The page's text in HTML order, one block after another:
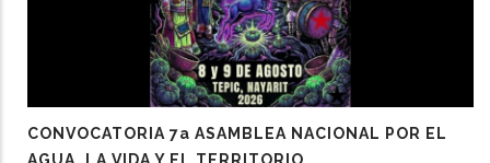
CONVOCATORIA 7a ASAMBLEA NACIONAL POR EL